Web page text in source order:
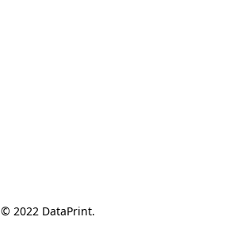
© 2022 DataPrint.